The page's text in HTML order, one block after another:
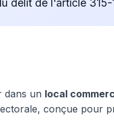
délit de l'article 315-
dans un local
conçue pour